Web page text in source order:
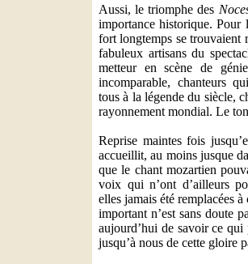
Aussi, le triomphe des
importance historique. Pour
fort longtemps se trouvaient
fabuleux artisans du
metteur en scène de
incomparable, chanteurs
tous à la légende du siècle,
rayonnement mondial. Le
Reprise maintes fois
accueillit, au moins jusque
que le chant mozartien
voix qui n’ont d’ailleurs
elles jamais été remplacées
important n’est sans doute
aujourd’hui de savoir ce qui
jusqu’à nous de cette gloire